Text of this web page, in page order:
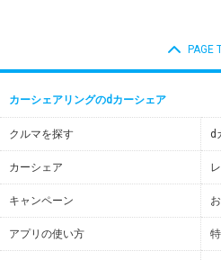
PAGE
カーシェアリングのdカーシェア
クルマを探す d
カーシェア
キャンペーン
アプリの使い方